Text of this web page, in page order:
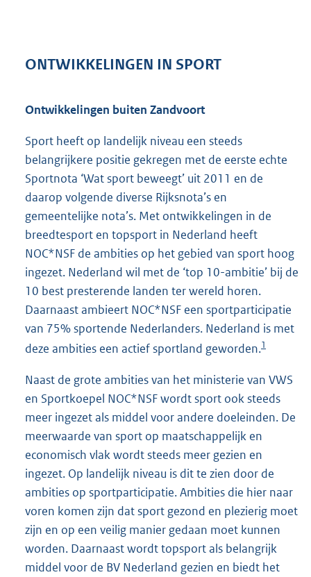
ONTWIKKELINGEN IN SPORT
Ontwikkelingen buiten Zandvoort
Sport heeft op landelijk niveau een steeds
belangrijkere positie gekregen met de eerste echte
Sportnota ‘Wat sport beweegt’ uit 2011 en de
daarop volgende diverse Rijksnota’s en
gemeentelijke nota’s. Met ontwikkelingen in de
breedtesport en topsport in Nederland heeft
NOC*NSF de ambities op het gebied van sport hoog
ingezet. Nederland wil met de ‘top 10-ambitie’ bij de
10 best presterende landen ter wereld horen.
Daarnaast ambieert NOC*NSF een sportparticipatie
van 75% sportende Nederlanders. Nederland is met
deze ambities een actief sportland geworden.1
Naast de grote ambities van het ministerie van VWS
en Sportkoepel NOC*NSF wordt sport ook steeds
meer ingezet als middel voor andere doeleinden. De
meerwaarde van sport op maatschappelijk en
economisch vlak wordt steeds meer gezien en
ingezet. Op landelijk niveau is dit te zien door de
ambities op sportparticipatie. Ambities die hier naar
voren komen zijn dat sport gezond en plezierig moet
zijn en op een veilig manier gedaan moet kunnen
worden. Daarnaast wordt topsport als belangrijk
middel voor de BV Nederland gezien en biedt het